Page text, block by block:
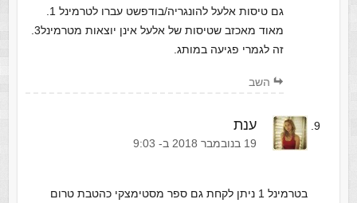
גם טיסות אלעל להונגריה/בודפשט עברו לטרמינל 1.
מאוד מאכזב שטיסות של אלעל אינן יוצאות מטרמינל3.
זה לגמרי פגיעה במותג.
השב
ענת
‫19 בנובמבר 2018 ב- 9:03
בטרמינל 1 ניתן לקחת גם ספר מסטימצקי כהטבת טרום